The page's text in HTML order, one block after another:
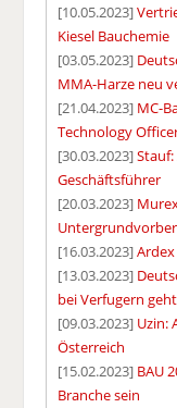
[10.05.2023]
Kiesel Bauchemie
[03.05.2023]
MMA-Harze neu
[21.04.2023] MC-
Technology
[30.03.2023]
Geschäftsführer
[20.03.2023]
[16.03.2023]
[13.03.2023]
bei Verfugern
[09.03.2023] Uzin:
Österreich
[15.02.2023] BAU
Branche sein